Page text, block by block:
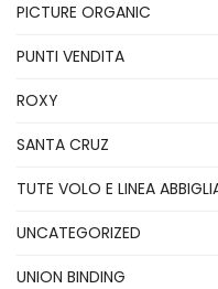
PICTURE ORGANIC
PUNTI VENDITA
ROXY
SANTA CRUZ
TUTE VOLO E LINEA
UNCATEGORIZED
UNION BINDING